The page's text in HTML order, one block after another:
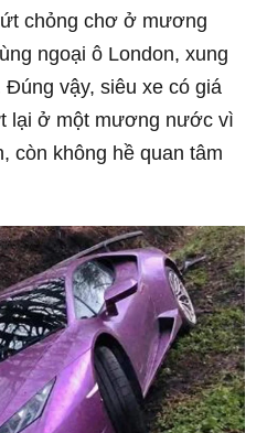
chỏng chơ ở mương
ngoại ô London, xung
vậy, siêu xe có giá
lại ở một mương nước vì
còn không hề quan tâm